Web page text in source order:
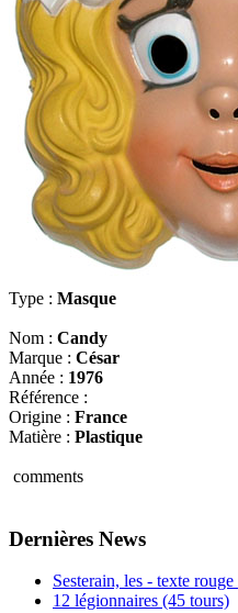
Type : Masque
Nom : Candy
Marque : César
Année : 1976
Référence :
Origine : France
Matière : Plastique
comments
Dernières News
Sesterain, les - texte
12 légionnaires (45 tours)